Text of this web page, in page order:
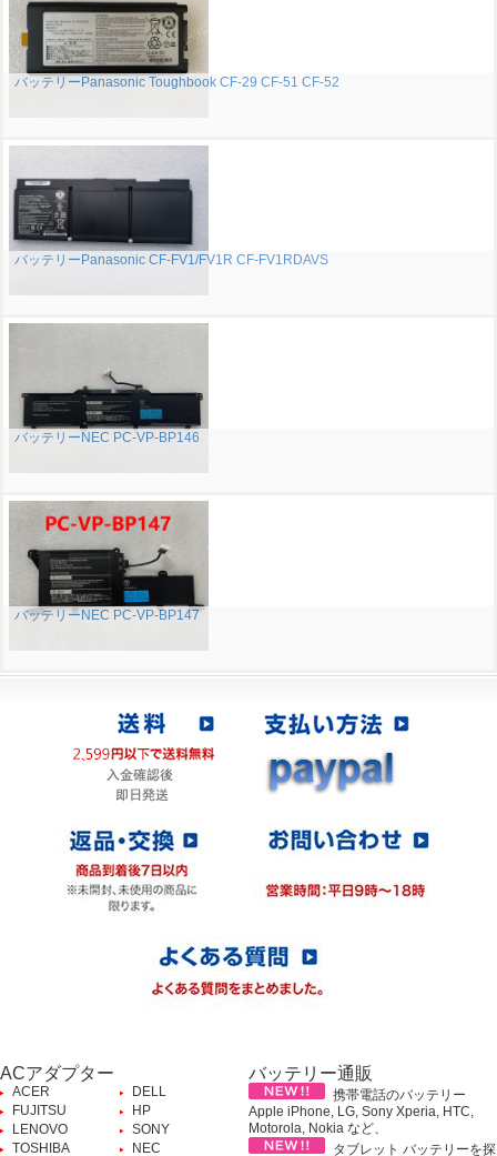
バッテリーPanasonic Toughbook CF-29 CF-51 CF-52
バッテリーPanasonic CF-FV1/FV1R CF-FV1RDAVS
バッテリーNEC PC-VP-BP146
バッテリーNEC PC-VP-BP147
ACアダプター
ACER
DELL
FUJITSU
HP
LENOVO
SONY
TOSHIBA
NEC
バッテリー通販
携帯電話のバッテリー
Apple iPhone, LG, Sony Xperia, HTC,
Motorola, Nokia など、
タブレット バッテリーを探